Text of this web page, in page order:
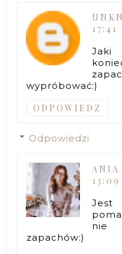
17:41
Jaki
wypróbować:)
ODPOWIEDZ
Odpowiedzi
ANIA
13:09
nie
zapachów:)